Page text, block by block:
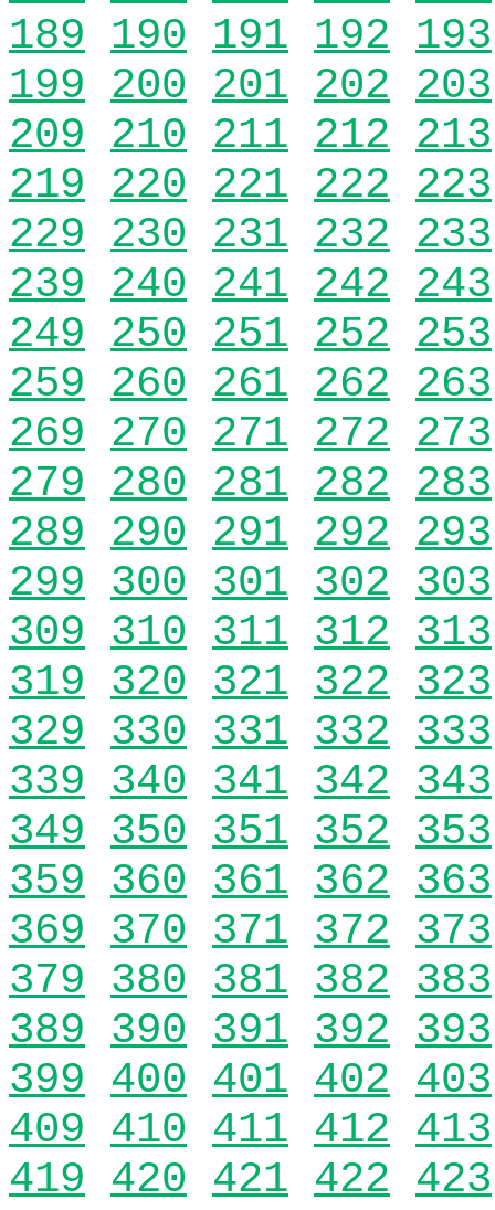
189 190 191 192 193
199 200 201 202 203
209 210 211 212 213
219 220 221 222 223
229 230 231 232 233
239 240 241 242 243
249 250 251 252 253
259 260 261 262 263
269 270 271 272 273
279 280 281 282 283
289 290 291 292 293
299 300 301 302 303
309 310 311 312 313
319 320 321 322 323
329 330 331 332 333
339 340 341 342 343
349 350 351 352 353
359 360 361 362 363
369 370 371 372 373
379 380 381 382 383
389 390 391 392 393
399 400 401 402 403
409 410 411 412 413
419 420 421 422 423